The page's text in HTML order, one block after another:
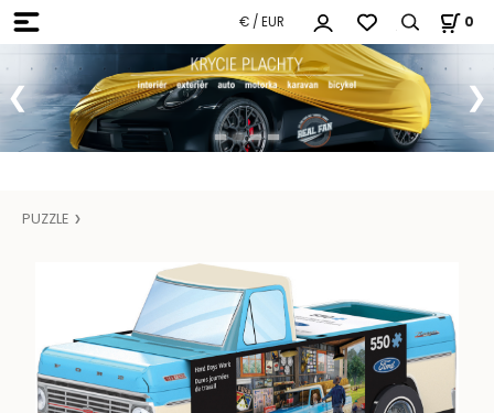
€ / EUR 0
PUZZLE